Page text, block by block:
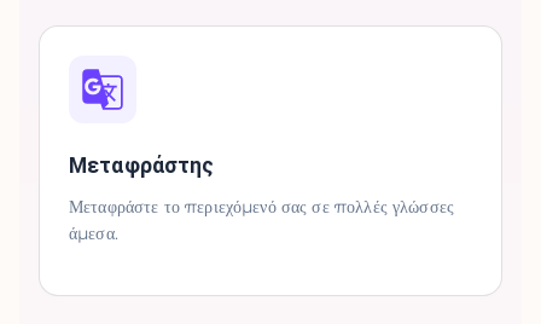
Μεταφράστης
Μεταφράστε το περιεχόμενό σας σε πολλές γλώσσες
άμεσα.